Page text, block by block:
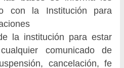
con la Institución para
la institución para estar
comunicado de
cancelación, fe